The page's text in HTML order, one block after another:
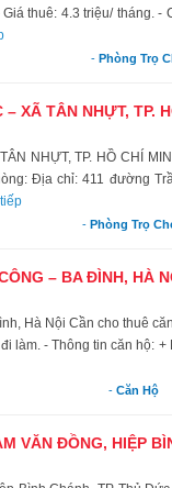
thuê: 4.3 triệu/ tháng. -
-Phòng Trọ
XÃ TÂN NHỰT, TP.
NHỰT, TP. HỒ CHÍ
Địa chỉ: 411 đường
- Phòng Trọ
– BA ĐÌNH, HÀ
Hà Nội Cần cho thuê
- Thông tin căn hộ: +
- Căn Hộ
VĂN ĐỒNG, HIỆP